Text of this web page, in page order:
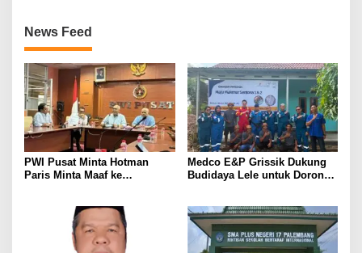
News Feed
PWI Pusat Minta Hotman
Paris Minta Maaf ke
Medco E&P Grissik Dukung
Budidaya Lele untuk Dorong